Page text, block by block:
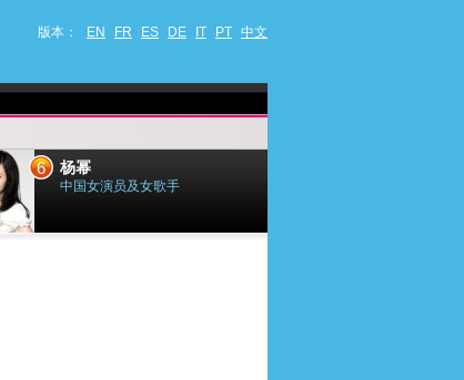
版本： EN FR ES DE IT PT 中文
6 杨幂
中国女演员及女歌手